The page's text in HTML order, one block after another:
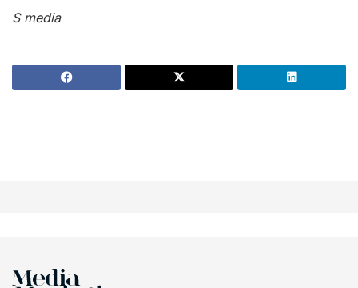
S media